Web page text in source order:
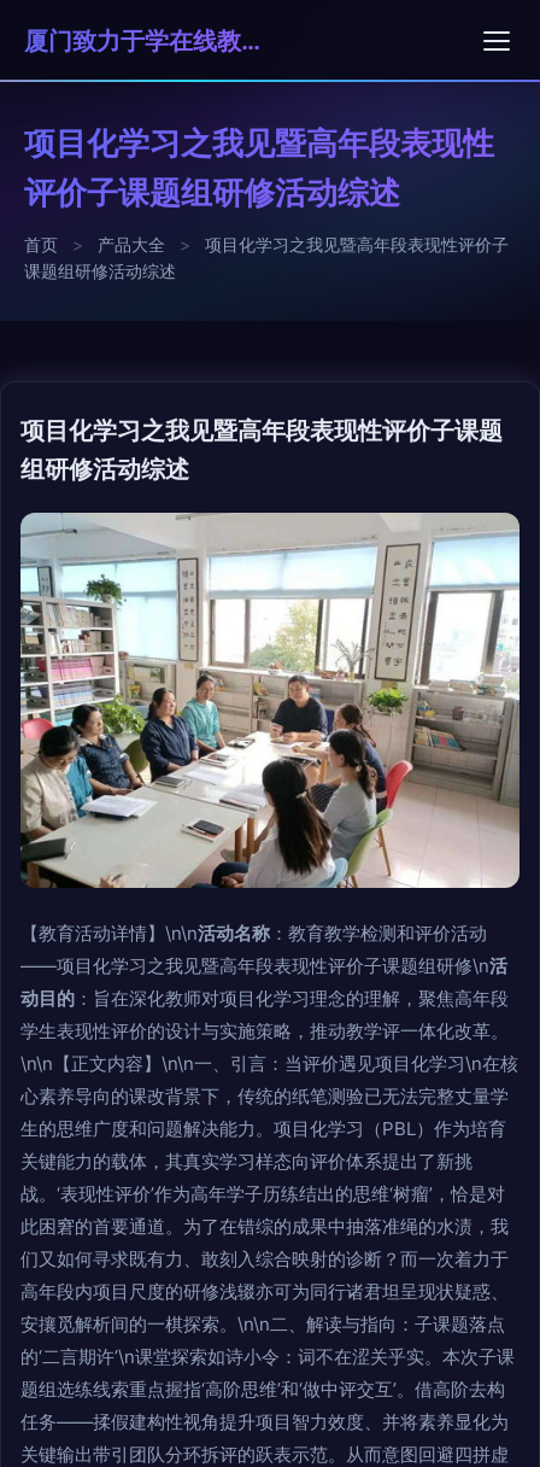
厦门致力于学在线教育科技有限公司
项目化学习之我见暨高年段表现性
评价子课题组研修活动综述
首页 > 产品大全 >
项目化学习之我见暨高年段表现性评价子
课题组研修活动综述
项目化学习之我见暨高年段表现性评价子课题
组研修活动综述
【教育活动详情】\n\n活动名称 ：教育教学检测和评价活动
——项目化学习之我见暨高年段表现性评价子课题组研修\n活
动目的 ：旨在深化教师对项目化学习理念的理解，聚焦高年段
学生表现性评价的设计与实施策略，推动教学评一体化改革。
\n\n【正文内容】\n\n一、引言：当评价遇见项目化学习\n在核
心素养导向的课改背景下，传统的纸笔测验已无法完整丈量学
生的思维广度和问题解决能力。项目化学习（PBL）作为培育
关键能力的载体，其真实学习样态向评价体系提出了新挑
战。‘表现性评价’作为高年学子历练结出的思维‘树瘤’，恰是对
此困窘的首要通道。为了在错综的成果中抽落准绳的水渍，我
们又如何寻求既有力、敢刻入综合映射的诊断？而一次着力于
高年段内项目尺度的研修浅辍亦可为同行诸君坦呈现状疑惑、
安攘觅解析间的一棋探索。\n\n二、解读与指向：子课题落点
的‘二言期许’\n课堂探索如诗小令：词不在涩关乎实。本次子课
题组选练线索重点握指‘高阶思维’和‘做中评交互’。借高阶去构
任务——揉假建构性视角提升项目智力效度、并将素养显化为
关键输出带引团队分环拆评的跃表示范。从而意图回避四拼虚